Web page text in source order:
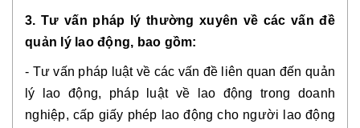
3. Tư vấn pháp lý thường xuyên về các vấn đề
quản lý lao động, bao gồm:
- Tư vấn pháp luật về các vấn đề liên quan đến quản
lý lao động, pháp luật về lao động trong doanh
nghiệp, cấp giấy phép lao động cho người lao động